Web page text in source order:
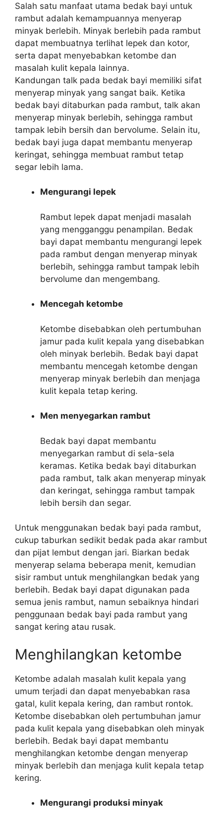
Salah satu manfaat utama bedak bayi untuk
rambut adalah kemampuannya menyerap
minyak berlebih. Minyak berlebih pada rambut
dapat membuatnya terlihat lepek dan kotor,
serta dapat menyebabkan ketombe dan
masalah kulit kepala lainnya.
Kandungan talk pada bedak bayi memiliki sifat
menyerap minyak yang sangat baik. Ketika
bedak bayi ditaburkan pada rambut, talk akan
menyerap minyak berlebih, sehingga rambut
tampak lebih bersih dan bervolume. Selain itu,
bedak bayi juga dapat membantu menyerap
keringat, sehingga membuat rambut tetap
segar lebih lama.
Mengurangi lepek
Rambut lepek dapat menjadi masalah
yang mengganggu penampilan. Bedak
bayi dapat membantu mengurangi lepek
pada rambut dengan menyerap minyak
berlebih, sehingga rambut tampak lebih
bervolume dan mengembang.
Mencegah ketombe
Ketombe disebabkan oleh pertumbuhan
jamur pada kulit kepala yang disebabkan
oleh minyak berlebih. Bedak bayi dapat
membantu mencegah ketombe dengan
menyerap minyak berlebih dan menjaga
kulit kepala tetap kering.
Men menyegarkan rambut
Bedak bayi dapat membantu
menyegarkan rambut di sela-sela
keramas. Ketika bedak bayi ditaburkan
pada rambut, talk akan menyerap minyak
dan keringat, sehingga rambut tampak
lebih bersih dan segar.
Untuk menggunakan bedak bayi pada rambut,
cukup taburkan sedikit bedak pada akar rambut
dan pijat lembut dengan jari. Biarkan bedak
menyerap selama beberapa menit, kemudian
sisir rambut untuk menghilangkan bedak yang
berlebih. Bedak bayi dapat digunakan pada
semua jenis rambut, namun sebaiknya hindari
penggunaan bedak bayi pada rambut yang
sangat kering atau rusak.
Menghilangkan ketombe
Ketombe adalah masalah kulit kepala yang
umum terjadi dan dapat menyebabkan rasa
gatal, kulit kepala kering, dan rambut rontok.
Ketombe disebabkan oleh pertumbuhan jamur
pada kulit kepala yang disebabkan oleh minyak
berlebih. Bedak bayi dapat membantu
menghilangkan ketombe dengan menyerap
minyak berlebih dan menjaga kulit kepala tetap
kering.
Mengurangi produksi minyak